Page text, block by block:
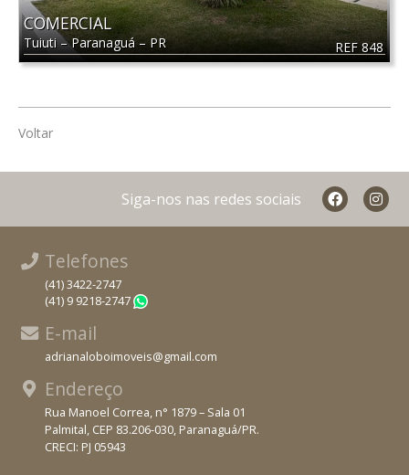
REF 848
COMERCIAL
Tuiuti–Paranaguá–PR
Voltar
Siga-nos nas redes sociais
Telefones
(41) 3422-2747
(41) 9 9218-2747
E-mail
adrianaloboimoveis@gmail.com
Endereço
Rua Manoel Correa, n° 1879 – Sala 01
Palmital, CEP 83.206-030, Paranaguá/PR.
CRECI: PJ 05943